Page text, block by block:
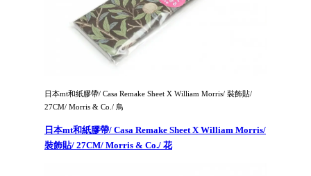
日本mt和紙膠帶/ Casa Remake Sheet X William Morris/ 裝飾貼/
27CM/ Morris & Co./ 鳥
日本mt和紙膠帶/ Casa Remake Sheet X William Morris/
裝飾貼/ 27CM/ Morris & Co./ 花